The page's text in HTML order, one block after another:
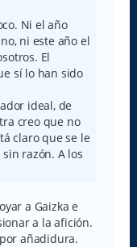
Ni el año
ni este año el
El
sí lo han sido
ideal, de
creo que no
claro que se le
razón. A los
a Gaizka e
a la afición.
añadidura.